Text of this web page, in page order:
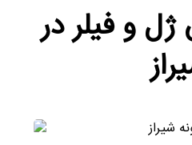
ژل و فیلر در